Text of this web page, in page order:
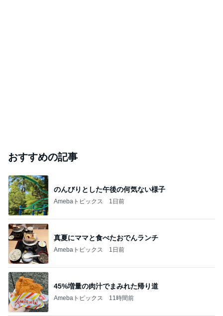
おすすめの記事
のんびりとした午後の何気ない様子
Amebaトピックス 1日前
真夏にママと食べたおでんランチ
Amebaトピックス 1日前
45%増量の肉汁でまみれた帰り道
Amebaトピックス 11時間前